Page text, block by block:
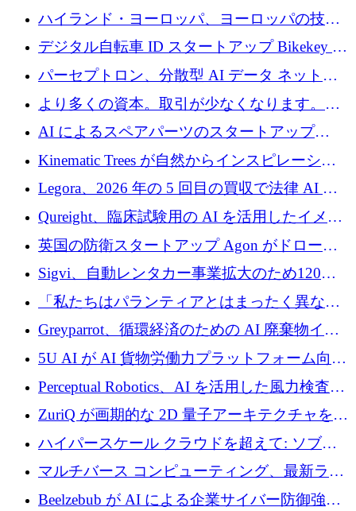
門知識によるバイオ医薬品の品質管理を拡大
ハイランド・ヨーロッパ、ヨーロッパの技術
規模拡大を支援するために11億ユーロのファ
ンドVIを閉鎖
デジタル自転車 ID スタートアップ Bikekey が
TÖNNJES への投資を確保
パーセプトロン、分散型 AI データ ネットワ
ークの構築に 650 万ドルを調達
より多くの資本。取引が少なくなります。
2026 年上半期がヨーロッパのテクノロジーに
ついて語ること
AI によるスペアパーツのスタートアップ
Intropy が 1,100 万ドルを調達
Kinematic Trees が自然からインスピレーショ
ンを得たロボット ソフトウェアを拡張するた
めに 58 万 5,000 ポンドを調達
Legora、2026 年の 5 回目の買収で法律 AI ス
タートアップ Wexler を買収
Qureight、臨床試験用の AI を活用したイメー
ジング プラットフォームを拡張するためにシ
リーズ B で 2,000 万ドルを確保
英国の防衛スタートアップ Agon がドローン
攻撃に対抗する仮想戦場を構築、3,000 万ドル
を調達
Sigvi、自動レンタカー事業拡大のため120万
ユーロを調達
「私たちはパランティアとはまったく異なる
会社です」とフランス人の「控えめな」後任
者は言う
Greyparrot、循環経済のための AI 廃棄物イン
テリジェンスを拡張するためにシリーズ B で
2,700 万ドルを確保
5U AI が AI 貨物労働力プラットフォーム向け
に 320 万ドルのプレシードを獲得
Perceptual Robotics、AI を活用した風力検査の
規模拡大に向けて 400 万ポンド以上を確保
ZuriQ が画期的な 2D 量子アーキテクチャを拡
張するために 2,550 万ドルを調達
ハイパースケール クラウドを超えて: ソブリ
ン コンピューティングに対する DFINITY の
ビジョン
マルチバース コンピューティング、最新ラウ
ンドで最大 5 億 7,000 万ドルを目標
Beelzebub が AI による企業サイバー防御強化